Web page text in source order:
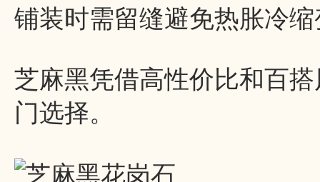
铺装时需留缝避免热胀冷
芝麻黑凭借高性价比和百
门选择。